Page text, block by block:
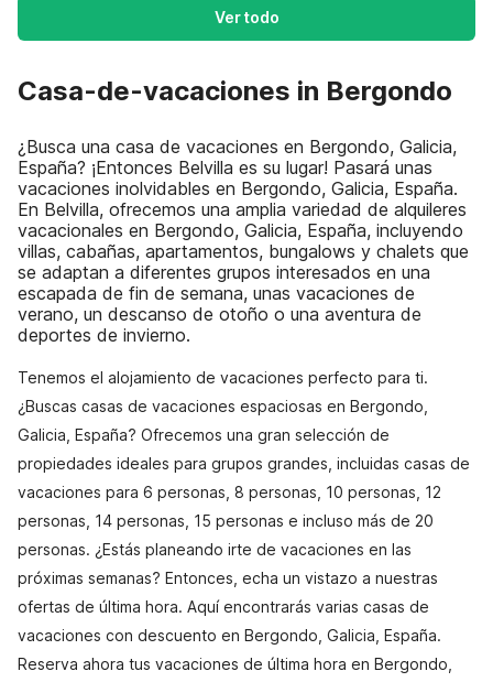
Ver todo
Casa-de-vacaciones in Bergondo
¿Busca una casa de vacaciones en Bergondo, Galicia,
España? ¡Entonces Belvilla es su lugar! Pasará unas
vacaciones inolvidables en Bergondo, Galicia, España.
En Belvilla, ofrecemos una amplia variedad de alquileres
vacacionales en Bergondo, Galicia, España, incluyendo
villas, cabañas, apartamentos, bungalows y chalets que
se adaptan a diferentes grupos interesados en una
escapada de fin de semana, unas vacaciones de
verano, un descanso de otoño o una aventura de
deportes de invierno.
Tenemos el alojamiento de vacaciones perfecto para ti.
¿Buscas casas de vacaciones espaciosas en Bergondo,
Galicia, España? Ofrecemos una gran selección de
propiedades ideales para grupos grandes, incluidas casas de
vacaciones para 6 personas, 8 personas, 10 personas, 12
personas, 14 personas, 15 personas e incluso más de 20
personas. ¿Estás planeando irte de vacaciones en las
próximas semanas? Entonces, echa un vistazo a nuestras
ofertas de última hora. Aquí encontrarás varias casas de
vacaciones con descuento en Bergondo, Galicia, España.
Reserva ahora tus vacaciones de última hora en Bergondo,